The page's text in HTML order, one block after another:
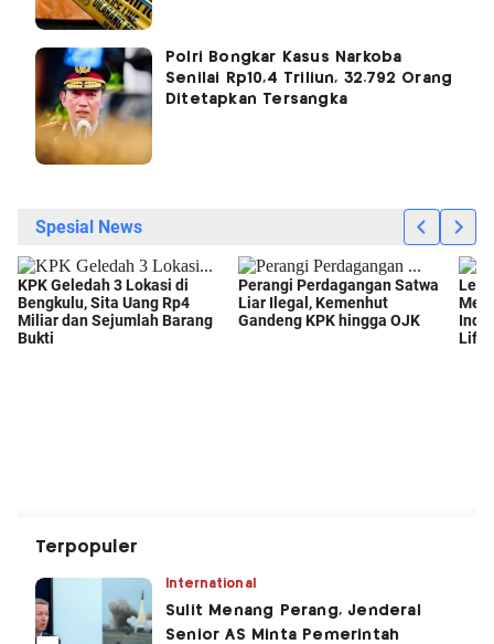
Polri Bongkar Kasus Narkoba
Senilai Rp10,4 Triliun, 32.792 Orang
Ditetapkan Tersangka
Terpopuler
International
Sulit Menang Perang, Jenderal
Senior AS Minta Pemerintah